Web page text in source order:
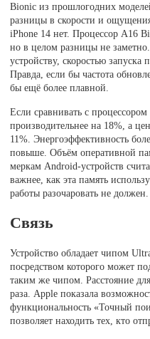
Bionic из прошлогодних
разницы в скорости и
iPhone 14 нет. Процессор A16
но в целом разницы не
устройству, скоростью
Правда, если бы частота
бы ещё более плавной.
Если сравнивать с
производительнее на 18%, а
11%. Энергоэффективность
повыше. Объём оперативной
меркам Android-устройств
важнее, как эта память
работы разочаровать не должен.
Связь
Устройство обладает чипом
посредством которого может
таким же чипом. Расстояние
раза. Apple показала
функциональность «Точный
позволяет находить тех, кто